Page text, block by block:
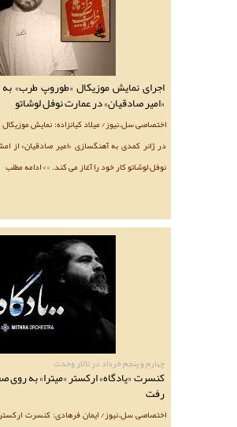
اجرای نمایش موزیکال «طوروپ طرب»
«امیر صادقیان» در عمارت نوفل لوشاتو
اختصاصی سل.نیوز/ میلاد کیانزاده: نمایش
در ژانر کمدی به آهنگسازی «امیر صادقیان» از
نوفل لوشاتو کار خود را آغاز می کند. >> ادامه مطلب
چهارم و پنجم خرداد در تالار وحدت
کنسرت «یادگاه» ارکستر «میترا» به روی
رفت
اختصاصی سل.نیوز/ ایمان فرهادی: کنسرت ارکستر